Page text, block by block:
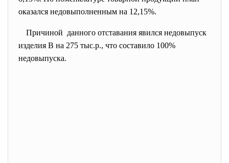
оказался недовыполненным на 12,15%.
Причиной данного отставания явился недовыпуск
изделия В на 275 тыс.р., что составило 100%
недовыпуска.